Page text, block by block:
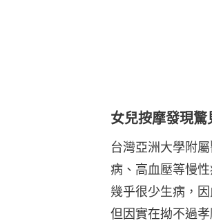
女兒按摩發現
台灣亞洲大學附
病、高血壓等慢
幾乎很少生病，
但因實在拗不過